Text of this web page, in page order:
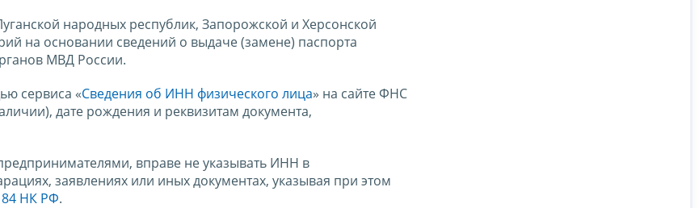
народных республик, Запорожской и Херсонской
на основании сведений о выдаче (замене) паспорта
МВД России.
сервиса «Сведения об ИНН физического лица» на сайте ФНС
дате рождения и реквизитам документа,
вправе не указывать ИНН в
заявлениях или иных документах, указывая при этом
84 НК РФ.